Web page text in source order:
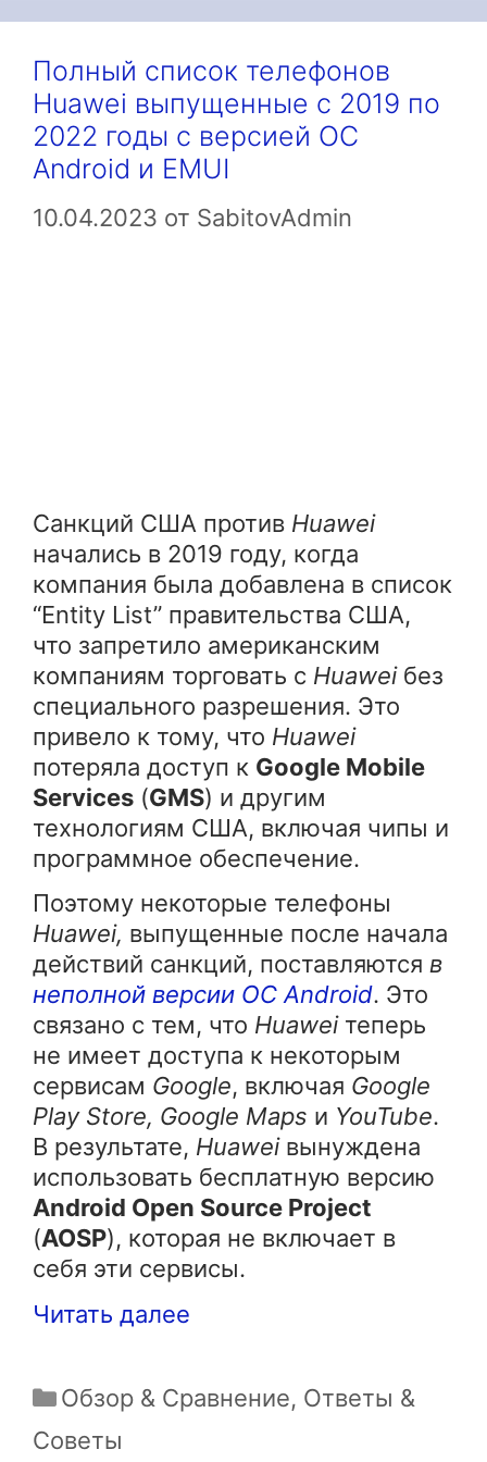
Полный список телефонов
Huawei выпущенные с 2019 по
2022 годы с версией ОС
Android и EMUI
10.04.2023 от SabitovAdmin
Санкций США против Huawei
начались в 2019 году, когда
компания была добавлена в список
“Entity List” правительства США,
что запретило американским
компаниям торговать с Huaweiбез
специального разрешения. Это
привело к тому, что Huawei
потеряла доступ к Google Mobile
Services (GMS) и другим
технологиям США, включая чипы и
программное обеспечение.
Поэтому некоторые телефоны
Huawei, выпущенные после начала
действий санкций, поставляются в
неполной версии ОС Android. Это
связано с тем, что Huaweiтеперь
не имеет доступа к некоторым
сервисам Google, включая Google
Play Store, Google Maps и YouTube.
В результате, Huaweiвынуждена
использовать бесплатную версию
Android Open Source Project
(AOSP), которая не включает в
себя эти сервисы.
Читать далее
Рубрики
Обзор & Сравнение, Ответы &
Советы